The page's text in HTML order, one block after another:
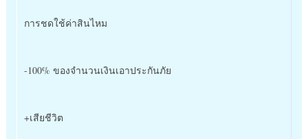
การชดใช้ค่าสินไหม
-100% ของจำนวนเงินเอาประกันภัย
+เสียชีวิต